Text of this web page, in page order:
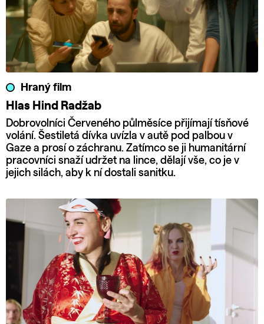
Hraný film
Hlas Hind Radžab
Dobrovolníci Červeného půlměsíce přijímají tísňové
volání. Šestiletá dívka uvízla v autě pod palbou v
Gaze a prosí o záchranu. Zatímco se ji humanitární
pracovníci snaží udržet na lince, dělají vše, co je v
jejich silách, aby k ní dostali sanitku.